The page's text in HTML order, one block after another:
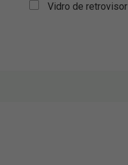
Vidro de retrovisor